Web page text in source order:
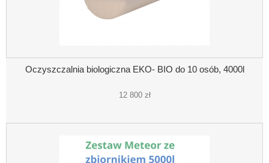
Oczyszczalnia biologiczna EKO- BIO do 10 osób, 4000l
12 800 zł